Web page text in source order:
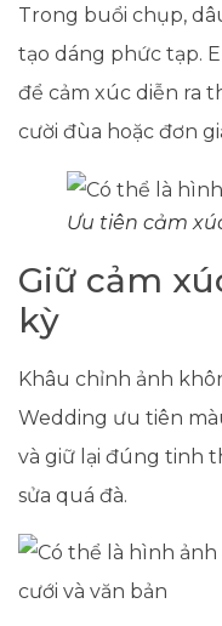
Trong buổi chụp,
tạo dáng phức tạp.
để cảm xúc diễn ra
cười đùa hoặc đơn
Ưu tiên cảm
Giữ cảm
kỳ
Khâu chỉnh ảnh
Wedding ưu tiên
và giữ lại đúng tinh
sửa quá đà.